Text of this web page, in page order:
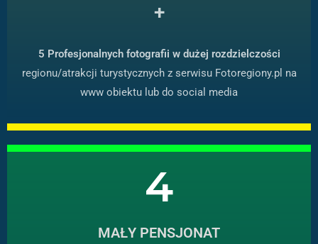
+
5 Profesjonalnych fotografii w dużej rozdzielczości
regionu/atrakcji turystycznych z serwisu Fotoregiony.pl na
www obiektu lub do social media
4
MAŁY PENSJONAT